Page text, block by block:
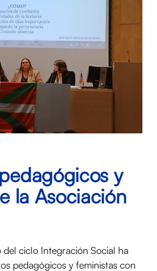
y
la Asociación
del ciclo Integración Social ha
pedagógicos y feministas con